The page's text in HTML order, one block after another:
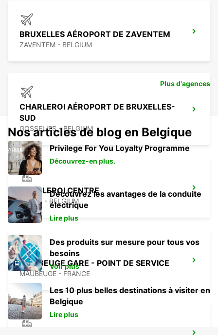
BRUXELLES AÉROPORT DE ZAVENTEM
ZAVENTEM - BELGIUM
CHARLEROI AÉROPORT DE BRUXELLES-
SUD
GOSSELIES - BELGIUM
CHARLEROI CENTRE
JUMET - BELGIUM
MAUBEUGE GARE - POINT DE SERVICE
MAUBEUGE - FRANCE
Plus d'agences
Nos articles de blog en Belgique
Privilege For You Loyalty Programme
Découvrez-en plus.
Découvrez les avantages de la conduite
électrique
Lire plus
Des produits sur mesure pour tous vos
besoins
Voir plus
Les 10 plus belles destinations à visiter en
Belgique
Lire plus